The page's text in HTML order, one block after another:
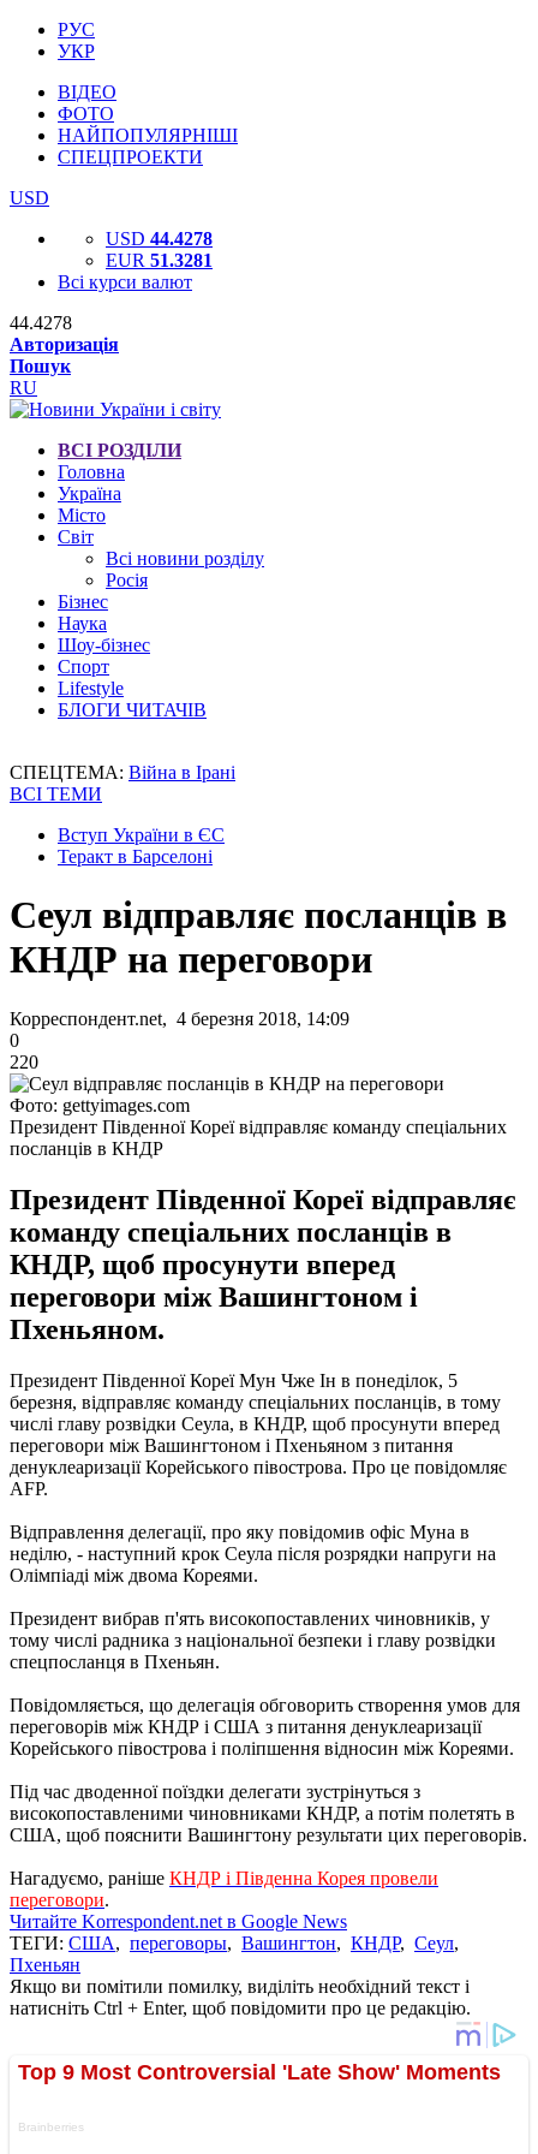
РУС
УКР
ВІДЕО
ФОТО
НАЙПОПУЛЯРНІШІ
СПЕЦПРОЕКТИ
USD
USD 44.4278
EUR 51.3281
Всі курси валют
44.4278
Авторизація
Пошук
RU
ВСІ РОЗДІЛИ
Головна
Україна
Місто
Світ
Всі новини розділу
Росія
Бізнес
Наука
Шоу-бізнес
Спорт
Lifestyle
БЛОГИ ЧИТАЧІВ
СПЕЦТЕМА: Війна в Ірані
ВСІ ТЕМИ
Вступ України в ЄС
Теракт в Барселоні
Сеул відправляє посланців в
КНДР на переговори
Корреспондент.net, 4 березня 2018, 14:09
0
220
Фото: gettyimages.com
Президент Південної Кореї відправляє команду спеціальних
посланців в КНДР
Президент Південної Кореї відправляє
команду спеціальних посланців в
КНДР, щоб просунути вперед
переговори між Вашингтоном і
Пхеньяном.
Президент Південної Кореї Мун Чже Ін в понеділок, 5
березня, відправляє команду спеціальних посланців, в тому
числі главу розвідки Сеула, в КНДР, щоб просунути вперед
переговори між Вашингтоном і Пхеньяном з питання
денуклеаризації Корейського півострова. Про це повідомляє
AFP.
Відправлення делегації, про яку повідомив офіс Муна в
неділю, - наступний крок Сеула після розрядки напруги на
Олімпіаді між двома Кореями.
Президент вибрав п'ять високопоставлених чиновників, у
тому числі радника з національної безпеки і главу розвідки
спецпосланця в Пхеньян.
Повідомляється, що делегація обговорить створення умов для
переговорів між КНДР і США з питання денуклеаризації
Корейського півострова і поліпшення відносин між Кореями.
Під час дводенної поїздки делегати зустрінуться з
високопоставленими чиновниками КНДР, а потім полетять в
США, щоб пояснити Вашингтону результати цих переговорів.
Нагадуємо, раніше КНДР і Південна Корея провели
переговори.
Читайте Korrespondent.net в Google News
ТЕГИ: США, переговоры, Вашингтон, КНДР, Сеул,
Пхеньян
Якщо ви помітили помилку, виділіть необхідний текст і
натисніть Ctrl + Enter, щоб повідомити про це редакцію.